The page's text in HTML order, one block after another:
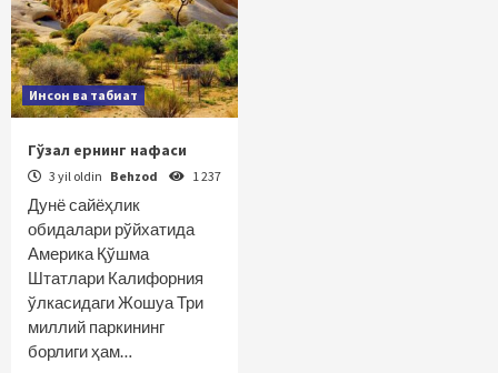
Инсон ва табиат
Гўзал ернинг нафаси
3 yil oldin Behzod 1 237
Дунё сайёҳлик
обидалари рўйхатида
Америка Қўшма
Штатлари Калифорния
ўлкасидаги Жошуа Три
миллий паркининг
борлиги ҳам…